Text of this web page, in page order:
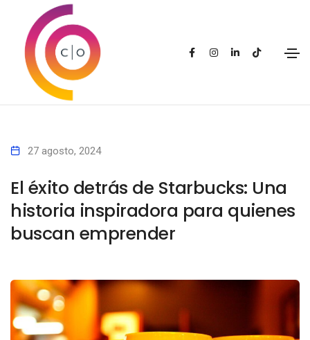
27 agosto, 2024
El éxito detrás de Starbucks: Una
historia inspiradora para quienes
buscan emprender